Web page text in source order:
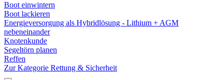
Boot einwintern
Boot lackieren
Energieversorgung als Hybridlösung - Lithium + AGM
nebeneinander
Knotenkunde
Segeltörn planen
Reffen
Zur Kategorie Rettung & Sicherheit